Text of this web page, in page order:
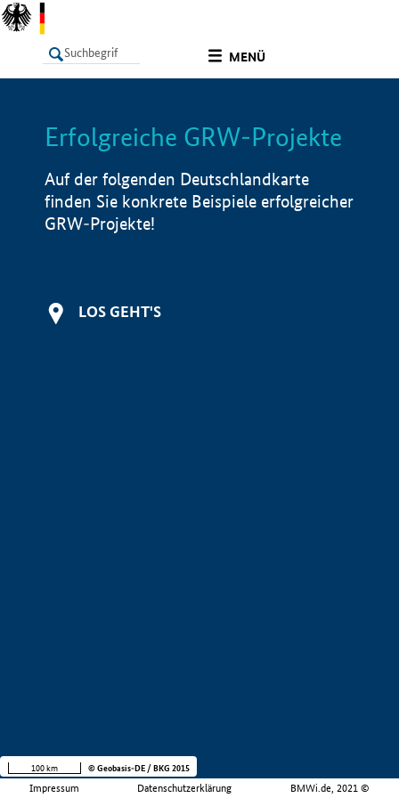
MENÜ
LISTE Info
Erfolgreiche GRW-Projekte
Auf der folgenden Deutschlandkarte
finden Sie konkrete Beispiele erfolgreicher
GRW-Projekte!
LOS GEHT'S
Impressum Datenschutzerklärung BMWi.de, 2021 ©
100 km © Geobasis-DE / BKG 2015